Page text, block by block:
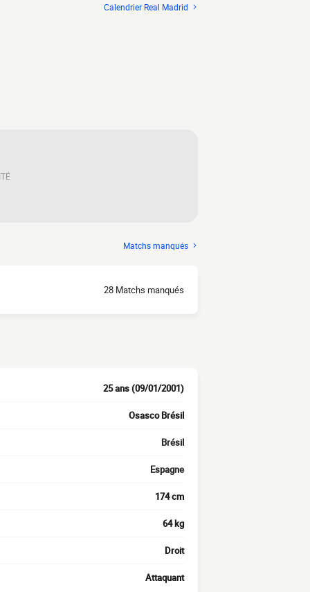
Calendrier Real Madrid
Matchs manqués
28 Matchs manqués
25 ans (09/01/2001)
Osasco Brésil
Brésil
Espagne
174 cm
64 kg
Droit
Attaquant